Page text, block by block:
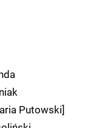
Putowski]